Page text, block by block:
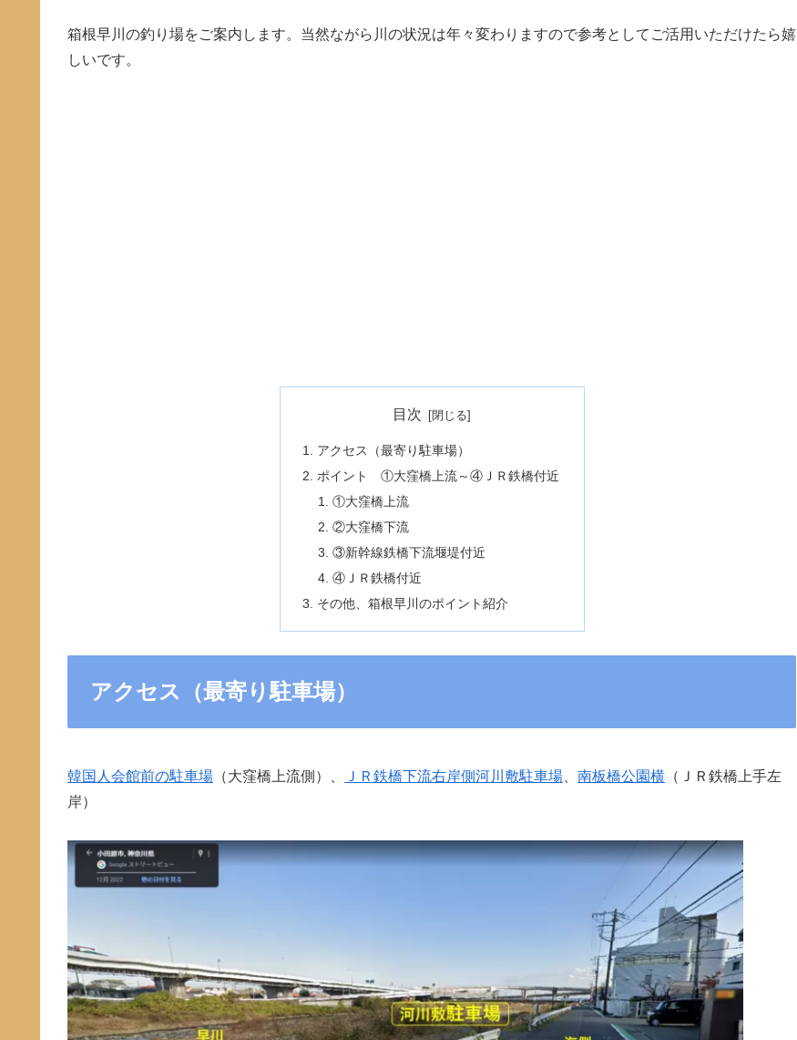
箱根早川の釣り場をご案内します。当然ながら川の状況は年々変わりますので参考としてご活用いただけたら嬉
しいです。
目次
アクセス（最寄り駐車場）
ポイント ①大窪橋上流～④ＪＲ鉄橋付近
①大窪橋上流
②大窪橋下流
③新幹線鉄橋下流堰堤付近
④ＪＲ鉄橋付近
その他、箱根早川のポイント紹介
アクセス（最寄り駐車場）
韓国人会館前の駐車場 （大窪橋上流側）、 ＪＲ鉄橋下流右岸側河川敷駐車場 南板橋公園横 （ＪＲ鉄橋上手左
岸）